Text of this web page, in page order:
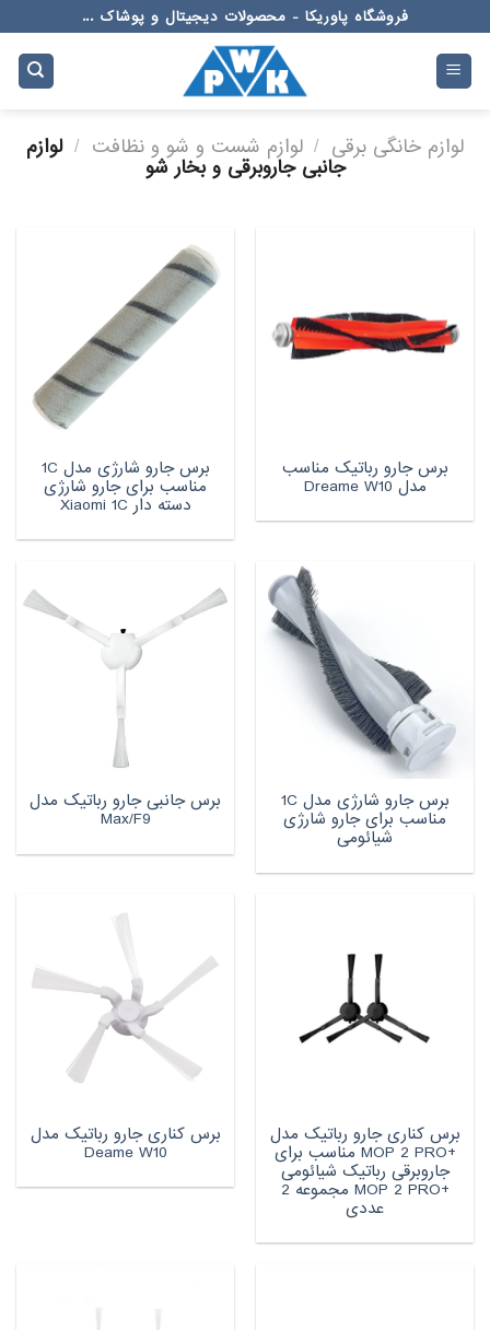
to
content
فروشگاه پاوریکا - محصولات دیجیتال و پوشاک ...
لوازم خانگی برقی / لوازم شست و شو و نظافت / لوازم
جانبی جاروبرقی و بخار شو
برس جارو رباتیک مناسب
مدل Dreame W10
برس جارو شارژی مدل 1C
مناسب برای جارو شارژی
دسته دار Xiaomi 1C
برس جارو شارژی مدل 1C
مناسب برای جارو شارژی
شیائومی
برس جانبی جارو رباتیک مدل
Max/F9
برس کناری جارو رباتیک مدل
+MOP 2 PRO مناسب برای
جاروبرقی رباتیک شیائومی
+MOP 2 PRO مجموعه 2
عددی
برس کناری جارو رباتیک مدل
Deame W10